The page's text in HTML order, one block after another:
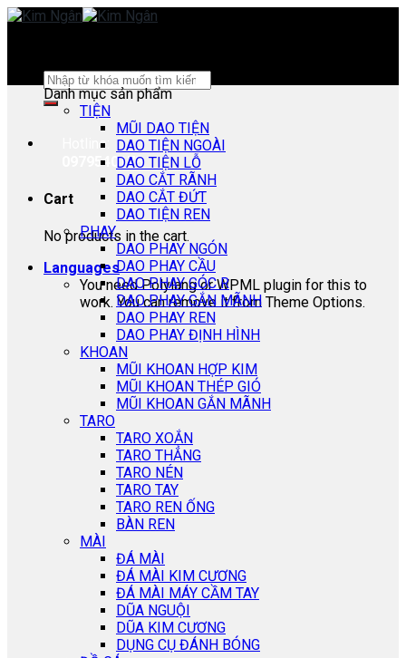
Skip
Search
for:
Hotline:
0979540178
Cart
No products in the cart.
Languages
You need Polylang or WPML plugin for this to
work. You can remove it from Theme Options.
Danh mục sản phẩm
TIỆN
MŨI DAO TIỆN
DAO TIỆN NGOÀI
DAO TIỆN LỖ
DAO CẮT RÃNH
DAO CẮT ĐỨT
DAO TIỆN REN
PHAY
DAO PHAY NGÓN
DAO PHAY CẦU
DAO PHAY GÓC R
DAO PHAY GẮN MÃNH
DAO PHAY REN
DAO PHAY ĐỊNH HÌNH
KHOAN
MŨI KHOAN HỢP KIM
MŨI KHOAN THÉP GIÓ
MŨI KHOAN GẮN MÃNH
TARO
TARO XOẮN
TARO THẲNG
TARO NÉN
TARO TAY
TARO REN ỐNG
BÀN REN
MÀI
ĐÁ MÀI
ĐÁ MÀI KIM CƯƠNG
ĐÁ MÀI MÁY CẦM TAY
DŨA NGUỘI
DŨA KIM CƯƠNG
DỤNG CỤ ĐÁNH BÓNG